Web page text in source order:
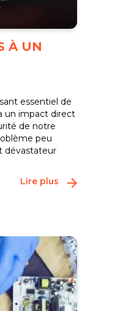
À UN
essentiel de
un impact direct
de notre
peu
dévastateur
Lire plus